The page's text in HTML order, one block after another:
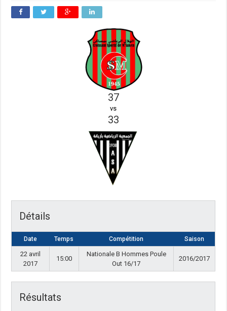
37
vs
33
Détails
Date Temps Compétition Saison
22 avril
2017
15:00
Nationale B Hommes Poule
Out 16/17
2016/2017
Résultats